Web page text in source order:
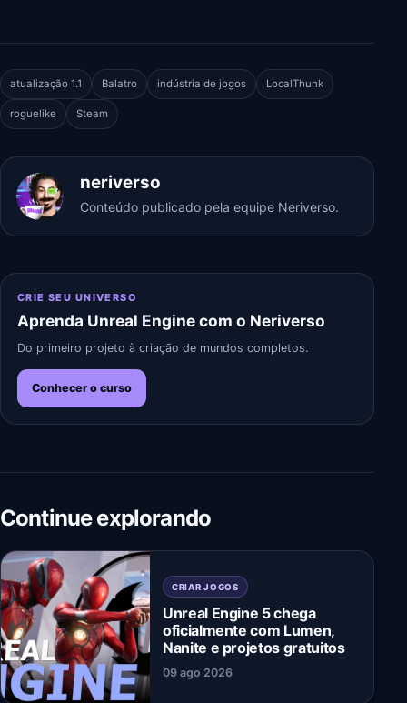
atualização 1.1 Balatro indústria de jogos LocalThunk
roguelike Steam
neriverso
Conteúdo publicado pela equipe Neriverso.
CRIE SEU UNIVERSO
Aprenda Unreal Engine com o Neriverso
Do primeiro projeto à criação de mundos completos.
Conhecer o curso
Continue explorando
CRIAR JOGOS
Unreal Engine 5 chega
oficialmente com Lumen,
Nanite e projetos gratuitos
09 ago 2026